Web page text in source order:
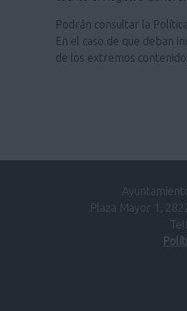
Podrán consultar la
En el caso de que deban
de los extremos
Plaza Mayor 1,